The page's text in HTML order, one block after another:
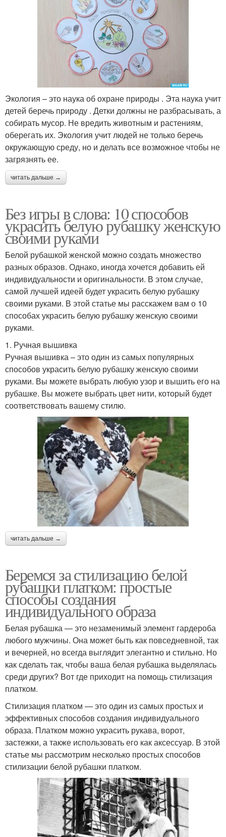
Экология – это наука об охране природы . Эта наука учит
детей беречь природу . Детки должны не разбрасывать, а
собирать мусор. Не вредить животным и растениям,
оберегать их. Экология учит людей не только беречь
окружающую среду, но и делать все возможное чтобы не
загрязнять ее.
читать дальше →
Без игры в слова: 10 способов
украсить белую рубашку женскую
своими руками
Белой рубашкой женской можно создать множество
разных образов. Однако, иногда хочется добавить ей
индивидуальности и оригинальности. В этом случае,
самой лучшей идеей будет украсить белую рубашку
своими руками. В этой статье мы расскажем вам о 10
способах украсить белую рубашку женскую своими
руками.
1. Ручная вышивка
Ручная вышивка – это один из самых популярных
способов украсить белую рубашку женскую своими
руками. Вы можете выбрать любую узор и вышить его на
рубашке. Вы можете выбрать цвет нити, который будет
соответствовать вашему стилю.
читать дальше →
Беремся за стилизацию белой
рубашки платком: простые
способы создания
индивидуального образа
Белая рубашка — это незаменимый элемент гардероба
любого мужчины. Она может быть как повседневной, так
и вечерней, но всегда выглядит элегантно и стильно. Но
как сделать так, чтобы ваша белая рубашка выделялась
среди других? Вот где приходит на помощь стилизация
платком.
Стилизация платком — это один из самых простых и
эффективных способов создания индивидуального
образа. Платком можно украсить рукава, ворот,
застежки, а также использовать его как аксессуар. В этой
статье мы рассмотрим несколько простых способов
стилизации белой рубашки платком.